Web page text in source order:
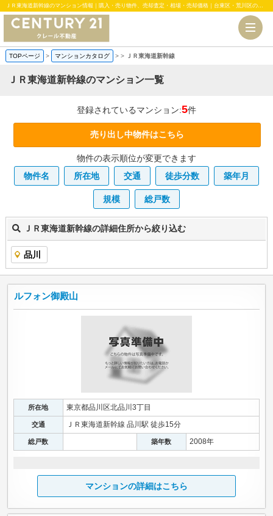
ＪＲ東海道新幹線のマンション情報｜購入・売り物件、売却査定・相場・売却価格｜台東区・荒川区のマンション、中古・新築一戸建、土地のことならセンチュリー21クレール不動産
TOPページ > マンションカタログ >> ＪＲ東海道新幹線
ＪＲ東海道新幹線のマンション一覧
登録されているマンション:5件
売り出し中物件はこちら
物件の表示順位が変更できます
物件名
所在地 交通 徒歩分数 築年月
規模 総戸数
ＪＲ東海道新幹線の詳細住所から絞り込む
品川
ルフォン御殿山
所在地 東京都品川区北品川3丁目
交通 ＪＲ東海道新幹線 品川駅 徒歩15分
総戸数 築年数 2008年
マンションの詳細はこちら